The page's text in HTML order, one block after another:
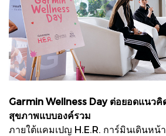
Garmin Wellness Day ต่อยอดแนวคิ
สุขภาพแบบองค์รวม
ภายใต้แคมเปญ H.E.R. การ์มินเดินหน้